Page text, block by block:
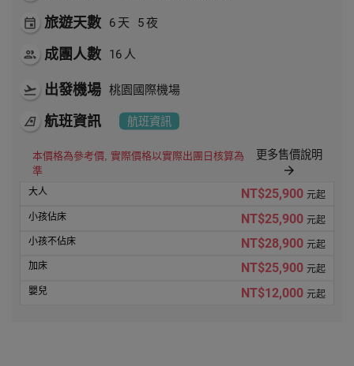
event 旅遊天數 6 天 5夜
people 成團人數 16 人
flight_takeoff 出發機場 桃園國際機場
airlines 航班資訊 航班資訊
本價格為參考價, 實際價格以實際出團日核算為
準
更多售價說明
arrow_forward
NT$25,900 元起
NT$25,900 元起
NT$28,900 元起
NT$25,900 元起
NT$12,000 元起